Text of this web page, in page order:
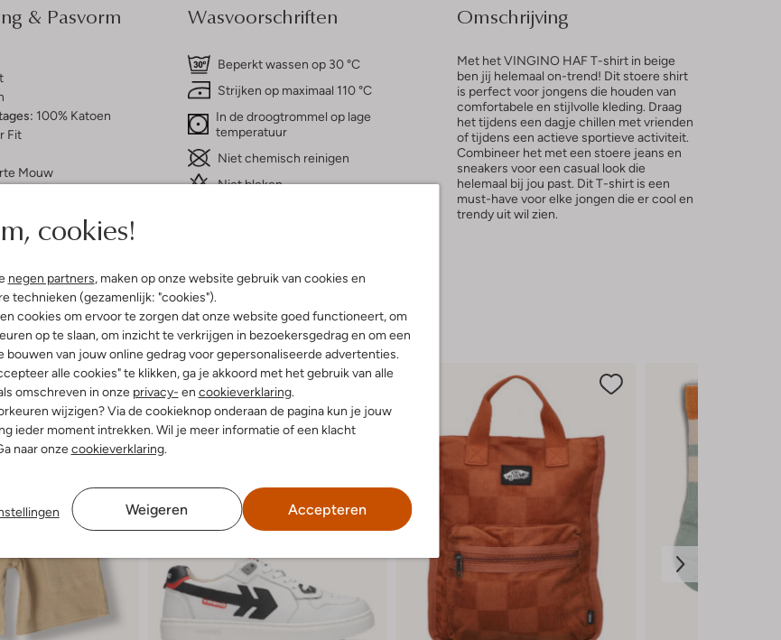
cookies!
negen partners, maken op onze website gebruik van cookies en
technieken (gezamenlijk: "cookies").
cookies om ervoor te zorgen dat onze website goed functioneert, om
op te slaan, om inzicht te verkrijgen in bezoekersgedrag en om een
bouwen van jouw online gedrag voor gepersonaliseerde advertenties.
alle cookies" te klikken, ga je akkoord met het gebruik van alle
omschreven in onze privacy- en cookieverklaring.
wijzigen? Via de cookieknop onderaan de pagina kun je jouw
ieder moment intrekken. Wil je meer informatie of een klacht
naar onzecookieverklaring.
Weigeren Accepteren
& Pasvorm
100% Katoen
Fit
Mouw
Wasvoorschriften
Beperkt wassen op 30 °C
Strijken op maximaal 110 °C
In de droogtrommel op lage
temperatuur
Niet chemisch reinigen
Niet bleken
Omschrijving
Met het VINGINO HAF T-shirt in beige
ben jij helemaal on-trend! Dit stoere shirt
is perfect voor jongens die houden van
comfortabele en stijlvolle kleding. Draag
het tijdens een dagje chillen met vrienden
of tijdens een actieve sportieve activiteit.
Combineer het met een stoere jeans en
sneakers voor een casual look die
helemaal bij jou past. Dit T-shirt is een
must-have voor elke jongen die er cool en
trendy uit wil zien.